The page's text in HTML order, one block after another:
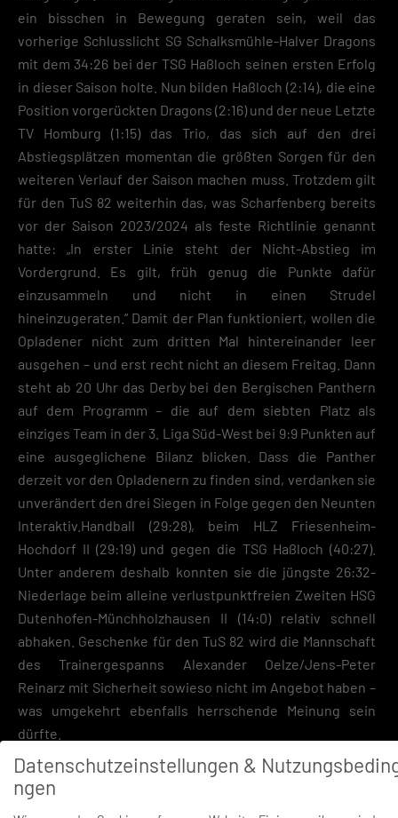
ein bisschen in Bewegung geraten sein, weil das
vorherige Schlusslicht SG Schalksmühle-Halver Dragons
mit dem 34:26 bei der TSG Haßloch seinen ersten Erfolg
in dieser Saison holte. Nun bilden Haßloch (2:14), die eine
Position vorgerückten Dragons (2:16) und der neue Letzte
TV Homburg (1:15) das Trio, das sich auf den drei
Abstiegsplätzen momentan die größten Sorgen für den
weiteren Verlauf der Saison machen muss. Trotzdem gilt
für den TuS 82 weiterhin das, was Scharfenberg bereits
vor der Saison 2023/2024 als feste Richtlinie genannt
hatte: „In erster Linie steht der Nicht-Abstieg im
Vordergrund. Es gilt, früh genug die Punkte dafür
einzusammeln und nicht in einen Strudel
hineinzugeraten.“ Damit der Plan funktioniert, wollen die
Opladener nicht zum dritten Mal hintereinander leer
ausgehen – und erst recht nicht an diesem Freitag. Dann
steht ab 20 Uhr das Derby bei den Bergischen Panthern
auf dem Programm – die auf dem siebten Platz als
einziges Team in der 3. Liga Süd-West bei 9:9 Punkten auf
eine ausgeglichene Bilanz blicken. Dass die Panther
derzeit vor den Opladenern zu finden sind, verdanken sie
unverändert den drei Siegen in Folge gegen den Neunten
Interaktiv.Handball (29:28), beim HLZ Friesenheim-
Hochdorf II (29:19) und gegen die TSG Haßloch (40:27).
Unter anderem deshalb konnten sie die jüngste 26:32-
Niederlage beim alleine verlustpunktfreien Zweiten HSG
Dutenhofen-Münchholzhausen II (14:0) relativ schnell
abhaken. Geschenke für den TuS 82 wird die Mannschaft
des Trainergespanns Alexander Oelze/Jens-Peter
Reinarz mit Sicherheit sowieso nicht im Angebot haben –
was umgekehrt ebenfalls herrschende Meinung sein
dürfte.
Datenschutzeinstellungen &
ngen